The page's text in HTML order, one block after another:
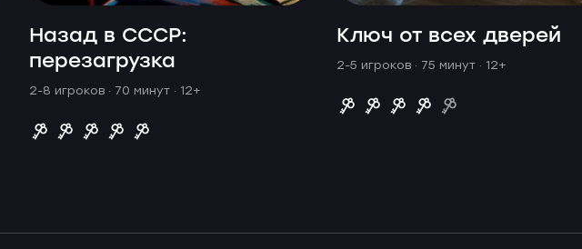
Назад в СССР:
перезагрузка
2-8 игроков · 70 минут · 12+
Ключ от всех дверей
2-5 игроков · 75 минут · 12+